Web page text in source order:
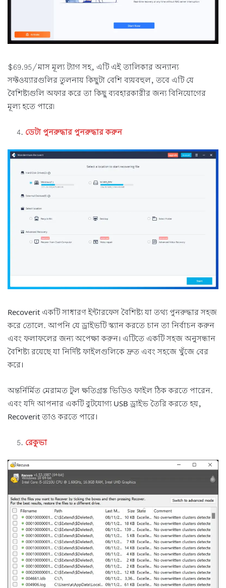
$69.95/মাস মূল্য ট্যাগ সহ, এটি এই তালিকার অন্যান্য
সফ্টওয়্যারগুলির তুলনায় কিছুটা বেশি ব্যয়বহুল, তবে এটি যে
বৈশিষ্ট্যগুলি অফার করে তা কিছু ব্যবহারকারীর জন্য বিনিয়োগের
মূল্য হতে পারে৷
ডেটা পুনরুদ্ধার পুনরুদ্ধার করুন
Recoverit একটি সাধারণ ইন্টারফেস বৈশিষ্ট্য যা তথ্য পুনরুদ্ধার সহজ
করে তোলে. আপনি যে ড্রাইভটি স্ক্যান করতে চান তা নির্বাচন করুন
এবং ফলাফলের জন্য অপেক্ষা করুন। এটিতে একটি সহজ অনুসন্ধান
বৈশিষ্ট্য রয়েছে যা নির্দিষ্ট ফাইলগুলিকে দ্রুত এবং সহজে খুঁজে বের
করে।
অন্তর্নির্মিত মেরামত টুল ক্ষতিগ্রস্ত ভিডিও ফাইল ঠিক করতে পারেন.
এবং যদি আপনার একটি বুটযোগ্য USB ড্রাইভ তৈরি করতে হয়,
Recoverit তাও করতে পারে।
রেকুভা